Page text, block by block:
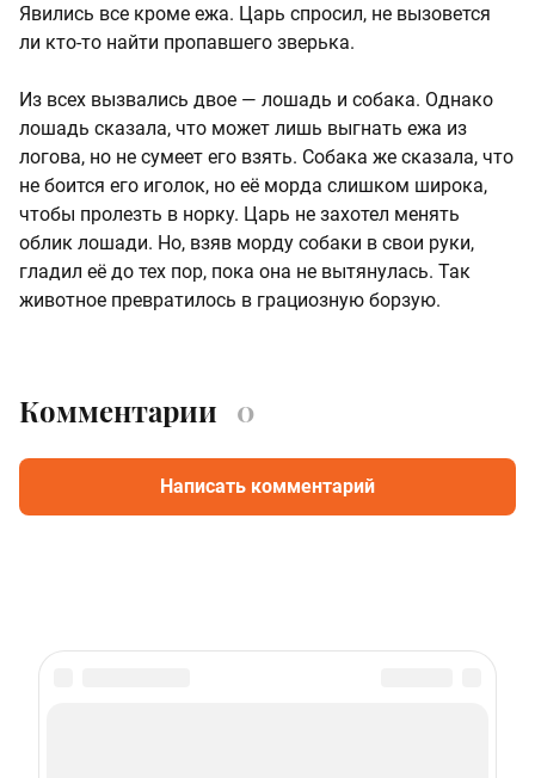
Явились все кроме ежа. Царь спросил, не вызовется
ли кто-то найти пропавшего зверька.
Из всех вызвались двое — лошадь и собака. Однако
лошадь сказала, что может лишь выгнать ежа из
логова, но не сумеет его взять. Собака же сказала, что
не боится его иголок, но её морда слишком широка,
чтобы пролезть в норку. Царь не захотел менять
облик лошади. Но, взяв морду собаки в свои руки,
гладил её до тех пор, пока она не вытянулась. Так
животное превратилось в грациозную борзую.
Комментарии 0
Написать комментарий